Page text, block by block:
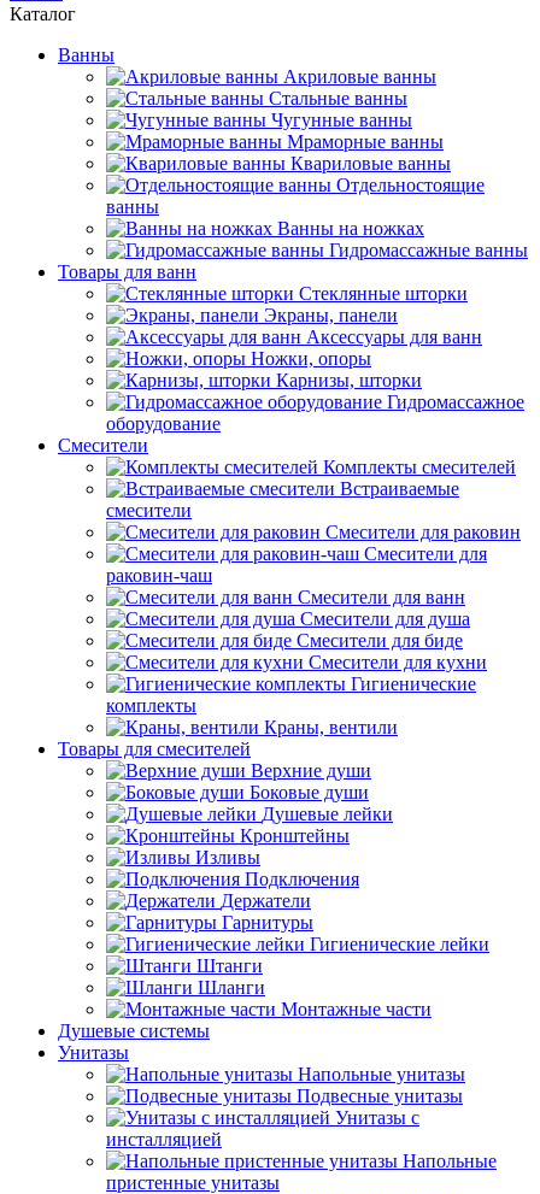
Каталог
Ванны
Акриловые ванны
Стальные ванны
Чугунные ванны
Мраморные ванны
Квариловые ванны
Отдельностоящие
ванны
Ванны на ножках
Гидромассажные ванны
Товары для ванн
Стеклянные шторки
Экраны, панели
Аксессуары для ванн
Ножки, опоры
Карнизы, шторки
Гидромассажное
оборудование
Смесители
Комплекты смесителей
Встраиваемые
смесители
Смесители для раковин
Смесители для
раковин-чаш
Смесители для ванн
Смесители для душа
Смесители для биде
Смесители для кухни
Гигиенические
комплекты
Краны, вентили
Товары для смесителей
Верхние души
Боковые души
Душевые лейки
Кронштейны
Изливы
Подключения
Держатели
Гарнитуры
Гигиенические лейки
Штанги
Шланги
Монтажные части
Душевые системы
Унитазы
Напольные унитазы
Подвесные унитазы
Унитазы с
инсталляцией
Напольные
пристенные унитазы